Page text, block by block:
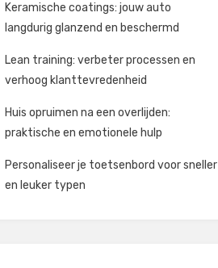
Keramische coatings: jouw auto
langdurig glanzend en beschermd
Lean training: verbeter processen en
verhoog klanttevredenheid
Huis opruimen na een overlijden:
praktische en emotionele hulp
Personaliseer je toetsenbord voor sneller
en leuker typen